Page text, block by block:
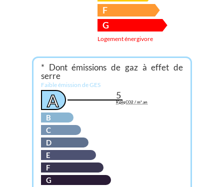
F
G
Logement énergivore
* Dont émissions de gaz à effet de
serre
Faible émission de GES
A
B
C
D
E
F
G
5
KgéqCO2 / m².an